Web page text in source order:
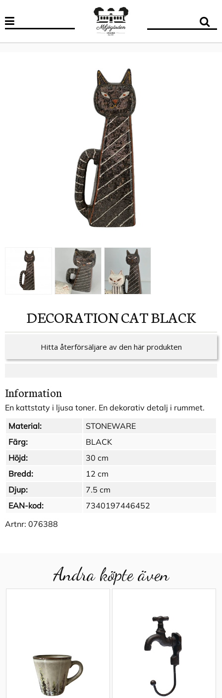
DECORATION CAT BLACK
Hitta återförsäljare av den här produkten
Information
En kattstaty i ljusa toner. En dekorativ detalj i rummet.
Material:
STONEWARE
Färg:
BLACK
Höjd:
30 cm
Bredd:
12 cm
Djup:
7.5 cm
EAN-kod:
7340197446452
Artnr: 076388
Andra köpte även